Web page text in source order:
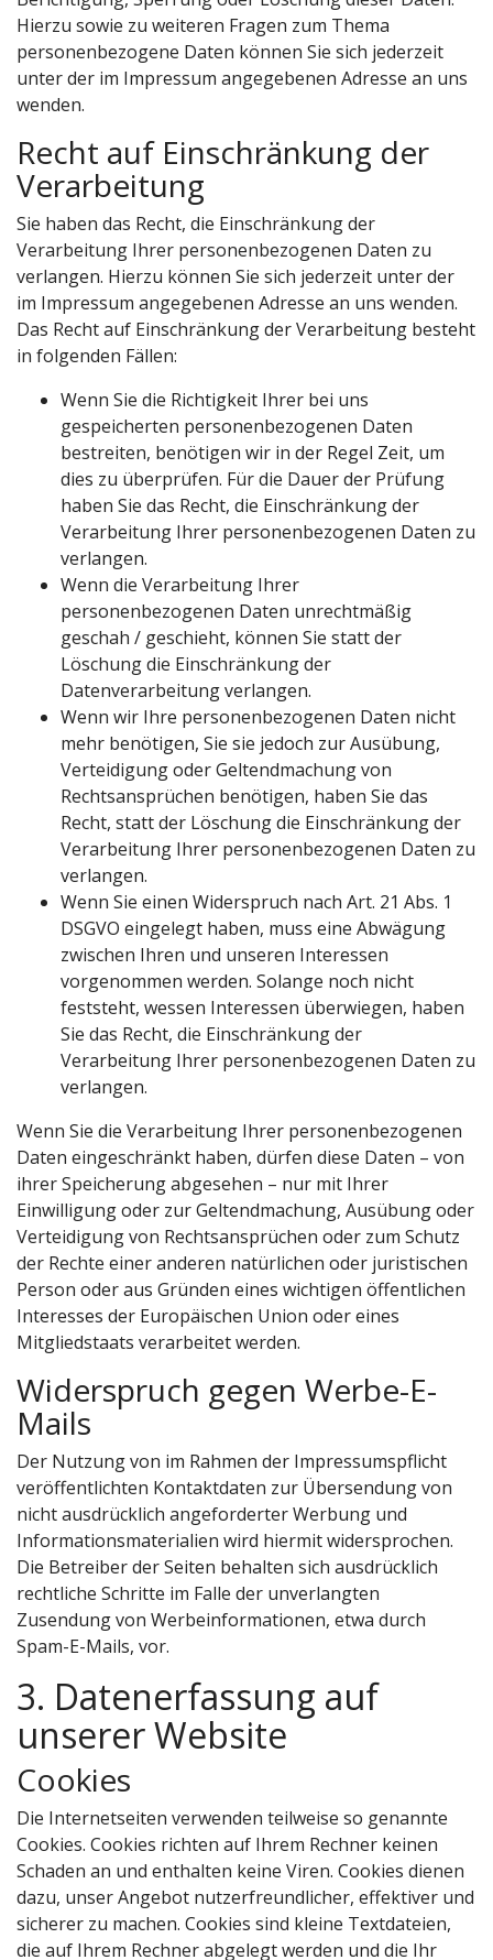
Hierzu sowie zu weiteren Fragen zum Thema
personenbezogene Daten können Sie sich jederzeit
unter der im Impressum angegebenen Adresse an uns
wenden.
Recht auf Einschränkung der
Verarbeitung
Sie haben das Recht, die Einschränkung der
Verarbeitung Ihrer personenbezogenen Daten zu
verlangen. Hierzu können Sie sich jederzeit unter der
im Impressum angegebenen Adresse an uns wenden.
Das Recht auf Einschränkung der Verarbeitung besteht
in folgenden Fällen:
Wenn Sie die Richtigkeit Ihrer bei uns
gespeicherten personenbezogenen Daten
bestreiten, benötigen wir in der Regel Zeit, um
dies zu überprüfen. Für die Dauer der Prüfung
haben Sie das Recht, die Einschränkung der
Verarbeitung Ihrer personenbezogenen Daten zu
verlangen.
Wenn die Verarbeitung Ihrer
personenbezogenen Daten unrechtmäßig
geschah / geschieht, können Sie statt der
Löschung die Einschränkung der
Datenverarbeitung verlangen.
Wenn wir Ihre personenbezogenen Daten nicht
mehr benötigen, Sie sie jedoch zur Ausübung,
Verteidigung oder Geltendmachung von
Rechtsansprüchen benötigen, haben Sie das
Recht, statt der Löschung die Einschränkung der
Verarbeitung Ihrer personenbezogenen Daten zu
verlangen.
Wenn Sie einen Widerspruch nach Art. 21 Abs. 1
DSGVO eingelegt haben, muss eine Abwägung
zwischen Ihren und unseren Interessen
vorgenommen werden. Solange noch nicht
feststeht, wessen Interessen überwiegen, haben
Sie das Recht, die Einschränkung der
Verarbeitung Ihrer personenbezogenen Daten zu
verlangen.
Wenn Sie die Verarbeitung Ihrer personenbezogenen
Daten eingeschränkt haben, dürfen diese Daten – von
ihrer Speicherung abgesehen – nur mit Ihrer
Einwilligung oder zur Geltendmachung, Ausübung oder
Verteidigung von Rechtsansprüchen oder zum Schutz
der Rechte einer anderen natürlichen oder juristischen
Person oder aus Gründen eines wichtigen öffentlichen
Interesses der Europäischen Union oder eines
Mitgliedstaats verarbeitet werden.
Widerspruch gegen Werbe-E-
Mails
Der Nutzung von im Rahmen der Impressumspflicht
veröffentlichten Kontaktdaten zur Übersendung von
nicht ausdrücklich angeforderter Werbung und
Informationsmaterialien wird hiermit widersprochen.
Die Betreiber der Seiten behalten sich ausdrücklich
rechtliche Schritte im Falle der unverlangten
Zusendung von Werbeinformationen, etwa durch
Spam-E-Mails, vor.
3. Datenerfassung auf
unserer Website
Cookies
Die Internetseiten verwenden teilweise so genannte
Cookies. Cookies richten auf Ihrem Rechner keinen
Schaden an und enthalten keine Viren. Cookies dienen
dazu, unser Angebot nutzerfreundlicher, effektiver und
sicherer zu machen. Cookies sind kleine Textdateien,
die auf Ihrem Rechner abgelegt werden und die Ihr